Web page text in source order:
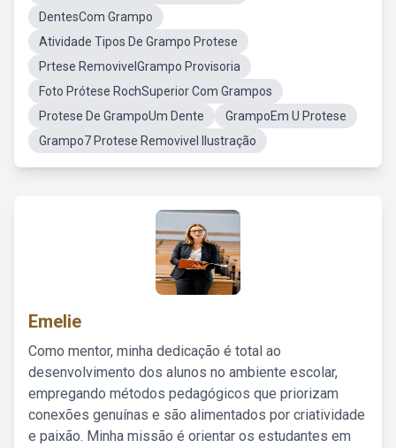
DentesCom Grampo
Atividade Tipos De Grampo Protese
Prtese RemovivelGrampo Provisoria
Foto Prótese RochSuperior Com Grampos
Protese De GrampoUm Dente
GrampoEm U Protese
Grampo7 Protese Removivel Ilustração
Emelie
Como mentor, minha dedicação é total ao
desenvolvimento dos alunos no ambiente escolar,
empregando métodos pedagógicos que priorizam
conexões genuínas e são alimentados por criatividade
e paixão. Minha missão é orientar os estudantes em